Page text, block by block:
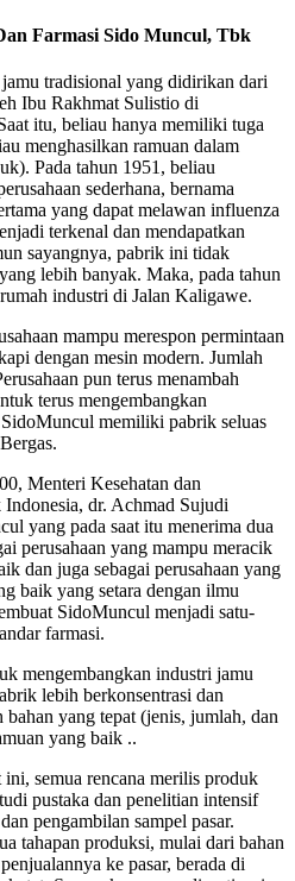
Farmasi Sido Muncul, Tbk
tradisional yang didirikan dari
Ibu Rakhmat Sulistio di
itu, beliau hanya memiliki tuga
menghasilkan ramuan dalam
Pada tahun 1951, beliau
sederhana, bernama
yang dapat melawan influenza
terkenal dan mendapatkan
sayangnya, pabrik ini tidak
lebih banyak. Maka, pada tahun
industri di Jalan Kaligawe.
mampu merespon permintaan
dengan mesin modern. Jumlah
pun terus menambah
terus mengembangkan
memiliki pabrik seluas
Menteri Kesehatan dan
dr. Achmad Sujudi
yang pada saat itu menerima dua
perusahaan yang mampu meracik
dan juga sebagai perusahaan yang
baik yang setara dengan ilmu
SidoMuncul menjadi satu-
farmasi.
mengembangkan industri jamu
lebih berkonsentrasi dan
yang tepat (jenis, jumlah, dan
yang baik ..
semua rencana merilis produk
pustaka dan penelitian intensif
pengambilan sampel pasar.
tahapan produksi, mulai dari bahan
ke pasar, berada di